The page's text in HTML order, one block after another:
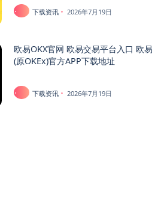
下载资讯 2026年7月19日
欧易OKX官网 欧易交易平台入口 欧易
(原OKEx)官方APP下载地址
下载资讯 2026年7月19日